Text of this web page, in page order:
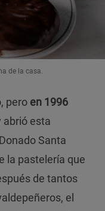
de la casa.
pero en 1996
abrió esta
Santa
la pastelería que
de tantos
el